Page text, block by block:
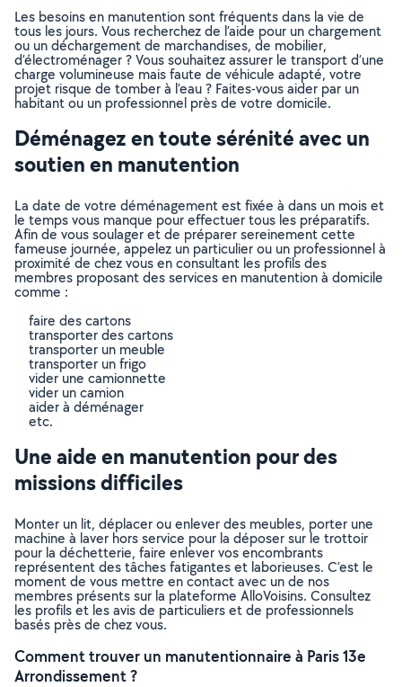
Les besoins en manutention sont fréquents dans la vie de
tous les jours. Vous recherchez de l’aide pour un chargement
ou un déchargement de marchandises, de mobilier,
d’électroménager ? Vous souhaitez assurer le transport d’une
charge volumineuse mais faute de véhicule adapté, votre
projet risque de tomber à l’eau ? Faites-vous aider par un
habitant ou un professionnel près de votre domicile.
Déménagez en toute sérénité avec un
soutien en manutention
La date de votre déménagement est fixée à dans un mois et
le temps vous manque pour effectuer tous les préparatifs.
Afin de vous soulager et de préparer sereinement cette
fameuse journée, appelez un particulier ou un professionnel à
proximité de chez vous en consultant les profils des
membres proposant des services en manutention à domicile
comme :
faire des cartons
transporter des cartons
transporter un meuble
transporter un frigo
vider une camionnette
vider un camion
aider à déménager
etc.
Une aide en manutention pour des
missions difficiles
Monter un lit, déplacer ou enlever des meubles, porter une
machine à laver hors service pour la déposer sur le trottoir
pour la déchetterie, faire enlever vos encombrants
représentent des tâches fatigantes et laborieuses. C’est le
moment de vous mettre en contact avec un de nos
membres présents sur la plateforme AlloVoisins. Consultez
les profils et les avis de particuliers et de professionnels
basés près de chez vous.
Comment trouver un manutentionnaire à Paris 13e
Arrondissement ?